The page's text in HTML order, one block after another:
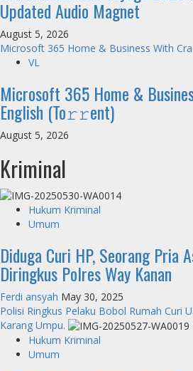
Updated Audio Magnet
August 5, 2026
Microsoft 365 Home & Business With
VL
Microsoft 365 Home &
English (To𝚛𝚛еnt)
August 5, 2026
Kriminal
Hukum Kriminal
Umum
Diduga Curi HP, Seorang Pria
Diringkus Polres Way Kanan
Ferdi ansyah May 30, 2025
Polisi Ringkus Pelaku Bobol Rumah Curi
Karang Umpu.
Hukum Kriminal
Umum